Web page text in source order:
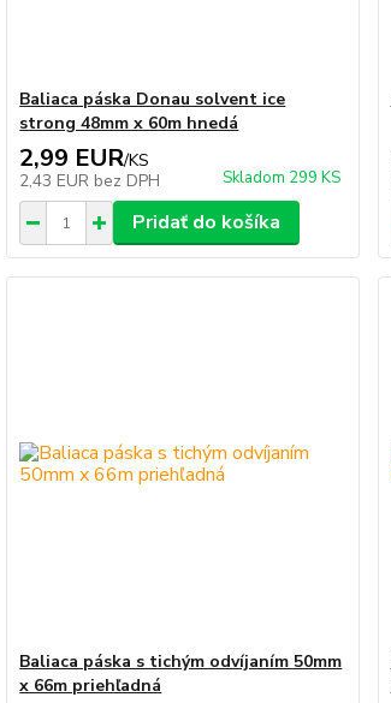
Baliaca páska Donau solvent ice
strong 48mm x 60m hnedá
2,99 EUR/KS
2,43 EUR bez DPH Skladom 299 KS
Pridať do košíka
Baliaca páska s tichým odvíjaním 50mm
x 66m priehľadná